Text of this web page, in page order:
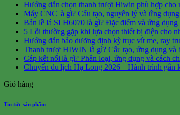
Hướng dẫn chọn thanh trượt Hiwin phù hợp cho
Máy CNC là gì? Cấu tạo, nguyên lý và ứng dụng
Bản lề lá SLH6070 là gì? Đặc điểm và ứng dụng
5 Lỗi thường gặp khi lựa chọn thiết bị điện cho
Hướng đẫn bảo dưỡng định kỳ trục vít me, ray
Thanh trượt HIWIN là gì? Cấu tạo, ứng dụng và
Cáp kết nối là gì? Phân loại, ứng dụng và cách
Chuyến du lịch Hạ Long 2026 – Hành trình gắn
Giỏ hàng
Tin tức sản phẩm